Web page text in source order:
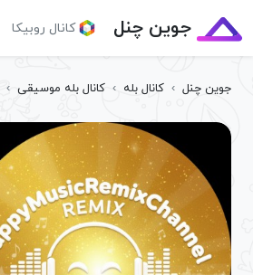
جوین چنل کانال روبیکا
جوین چنل › کانال بله › کانال بله موسیقی ›